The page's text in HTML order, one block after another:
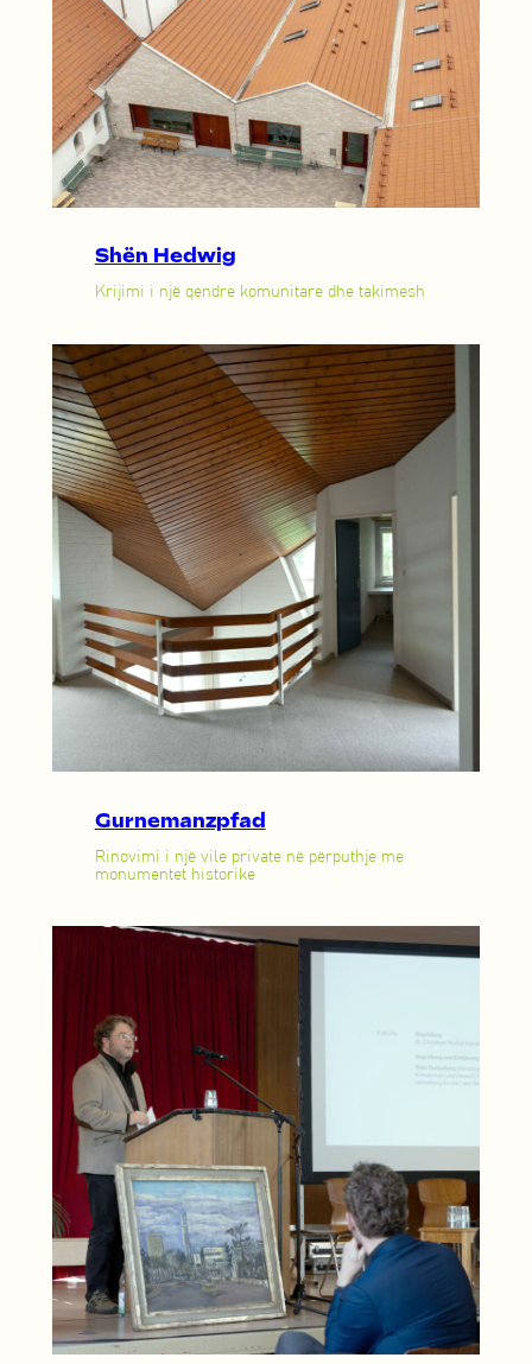
Shën Hedwig
Krijimi i një qendre komunitare dhe takimesh
Gurnemanzpfad
Rinovimi i një vile private në përputhje me
monumentet historike